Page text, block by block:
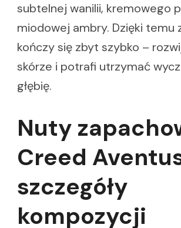
subtelnej wanilii, kremowego
miodowej ambry. Dzięki temu
kończy się zbyt szybko –
skórze i potrafi utrzymać
głębię.
Nuty
Creed
szczegóły
kompozycji